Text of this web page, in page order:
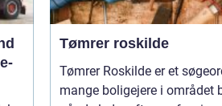
Tømrer roskilde
Tømrer Roskilde er et
mange boligejere i området